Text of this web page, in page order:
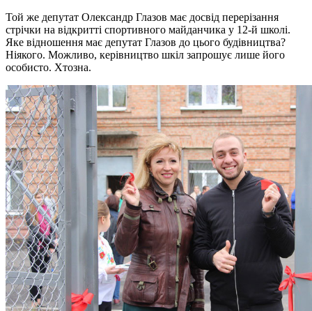
Той же депутат Олександр Глазов має досвід перерізання
стрічки на відкритті спортивного майданчика у 12-й школі.
Яке відношення має депутат Глазов до цього будівництва?
Ніякого. Можливо, керівництво шкіл запрошує лише його
особисто. Хтозна.